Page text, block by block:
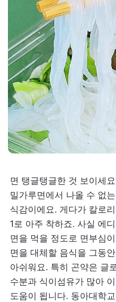
면 탱글탱글한 것 보이세
밀가루면에서 나올 수 없
식감이에요. 게다가 칼로
1로 아주 착하죠. 사실 에
면을 먹을 정도로 면부심
면을 대체할 음식을 그동
아쉬워요. 특히 곤약은 글
수분과 식이섬유가 많아
도움이 됩니다. 동아대학